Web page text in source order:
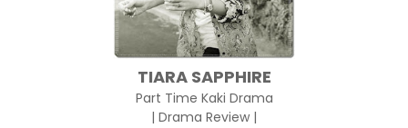
TIARA SAPPHIRE
Part Time Kaki Drama
| Drama Review |